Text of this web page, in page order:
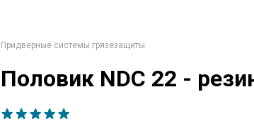
Придверные системы грязезащиты
Половик NDC 22 -